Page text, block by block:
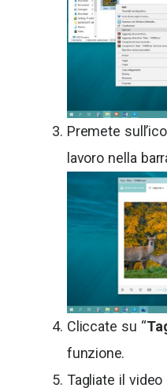
Premete
lavoro nella
Cliccate su “
funzione.
Tagliate il